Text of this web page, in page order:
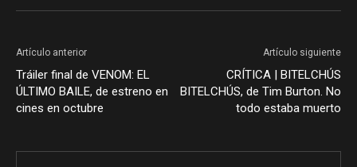
Artículo anterior
Tráiler final de VENOM: EL
ÚLTIMO BAILE, de estreno en
cines en octubre
Artículo siguiente
CRÍTICA | BITELCHÚS
BITELCHÚS, de Tim Burton. No
todo estaba muerto